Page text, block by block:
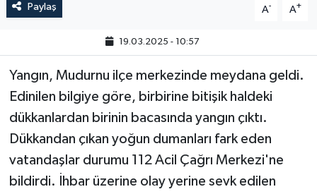
Paylaş A- A+
19.03.2025 - 10:57
Yangın, Mudurnu ilçe merkezinde meydana geldi.
Edinilen bilgiye göre, birbirine bitişik haldeki
dükkanlardan birinin bacasında yangın çıktı.
Dükkandan çıkan yoğun dumanları fark eden
vatandaşlar durumu 112 Acil Çağrı Merkezi'ne
bildirdi. İhbar üzerine olay yerine sevk edilen